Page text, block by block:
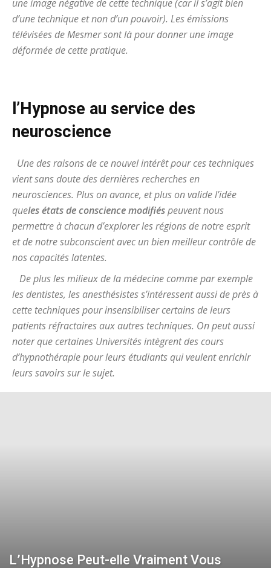
une image négative de cette technique (car il s’agit bien
d’une technique et non d’un pouvoir). Les émissions
télévisées de Mesmer sont là pour donner une image
déformée de cette pratique.
l’Hypnose au service des
neuroscience
Une des raisons de ce nouvel intérêt pour ces techniques
vient sans doute des dernières recherches en
neurosciences. Plus on avance, et plus on valide l’idée
queles états de conscience modifiéspeuvent nous
permettre à chacun d’explorer les régions de notre esprit
et de notre subconscient avec un bien meilleur contrôle de
nos capacités latentes.
De plus les milieux de la médecine comme par exemple
les dentistes, les anesthésistes s’intéressent aussi de près à
cette techniques pour insensibiliser certains de leurs
patients réfractaires aux autres techniques. On peut aussi
noter que certaines Universités intègrent des cours
d’hypnothérapie pour leurs étudiants qui veulent enrichir
leurs savoirs sur le sujet.
L’Hypnose Peut-elle Vraiment Vous